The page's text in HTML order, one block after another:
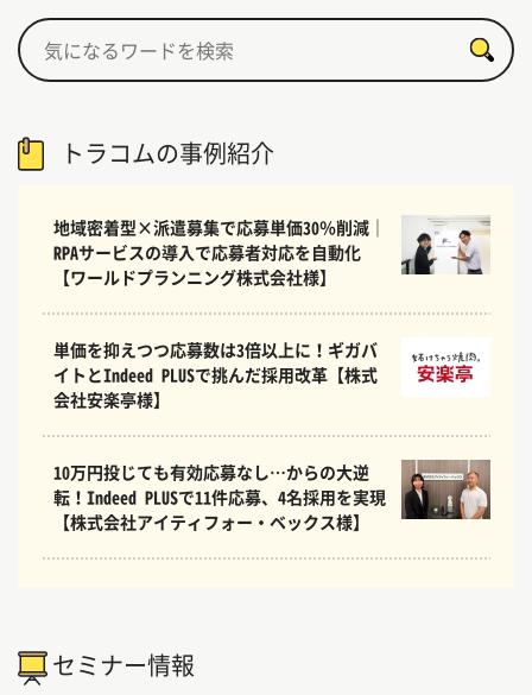
トラコムの事例紹介
地域密着型×派遣募集で応募単価30％削減｜
RPAサービスの導入で応募者対応を自動化
【ワールドプランニング株式会社様】
単価を抑えつつ応募数は3倍以上に！ギガバ
イトとIndeed PLUSで挑んだ採用改革【株式
会社安楽亭様】
10万円投じても有効応募なし…からの大逆
転！Indeed PLUSで11件応募、4名採用を実現
【株式会社アイティフォー・ベックス様】
セミナー情報